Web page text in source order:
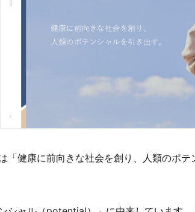
「健康に前向きな社会を創り、人類のポ